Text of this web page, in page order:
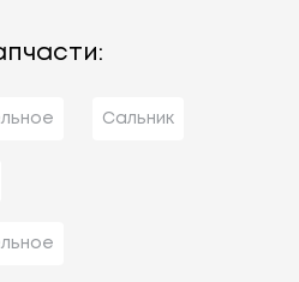
Сальник